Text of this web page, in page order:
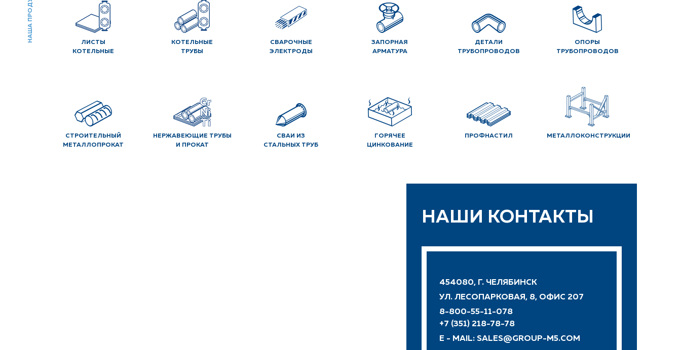
ЛИСТЫ
КОТЕЛЬНЫЕ
КОТЕЛЬНЫЕ
ТРУБЫ
СВАРОЧНЫЕ
ЭЛЕКТРОДЫ
ЗАПОРНАЯ
АРМАТУРА
ДЕТАЛИ
ТРУБОПРОВОДОВ
ОПОРЫ
ТРУБОПРОВОДОВ
СТРОИТЕЛЬНЫЙ
МЕТАЛЛОПРОКАТ
НЕРЖАВЕЮЩИЕ ТРУБЫ
И ПРОКАТ
СВАИ ИЗ
СТАЛЬНЫХ ТРУБ
ГОРЯЧЕЕ
ЦИНКОВАНИЕ
ПРОФНАСТИЛ МЕТАЛЛОКОНСТРУКЦИИ
НАШИ КОНТАКТЫ
454080, Г. ЧЕЛЯБИНСК
УЛ. ЛЕСОПАРКОВАЯ, 8, ОФИС 207
8-800-55-11-078
+7 (351) 218-78-78
E - MAIL: SALES@GROUP-M5.COM